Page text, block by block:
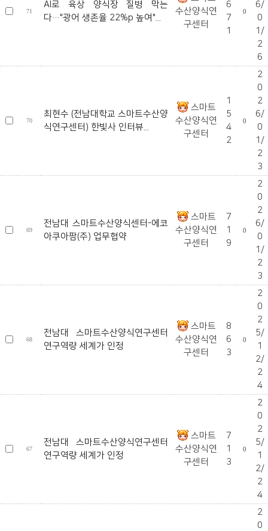
71
AI로 육상 양식장 질병 막는
다…"광어 생존율 22%p 높여"...
수산양식연
구센터
6
7
1
0
6/
0
1/
2
6
70
최현수 (전남대학교 스마트수산양
식연구센터) 한빛사 인터뷰...
스마트
수산양식연
구센터
1
5
4
2
0
2
0
2
6/
0
1/
2
3
69
전남대 스마트수산양식센터-에코
아쿠아팜(주) 업무협약
스마트
수산양식연
구센터
7
1
9
0
2
0
2
6/
0
1/
2
3
68
전남대 스마트수산양식연구센터
연구역량 세계가 인정
스마트
수산양식연
구센터
8
6
3
0
2
0
2
5/
1
2/
2
4
67
전남대 스마트수산양식연구센터
연구역량 세계가 인정
스마트
수산양식연
구센터
7
1
3
0
2
0
2
5/
1
2/
2
4
2
0